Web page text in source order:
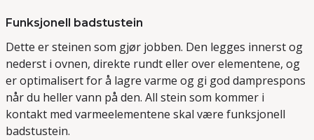
Funksjonell badstustein
Dette er steinen som gjør jobben. Den legges innerst og
nederst i ovnen, direkte rundt eller over elementene, og
er optimalisert for å lagre varme og gi god damprespons
når du heller vann på den. All stein som kommer i
kontakt med varmeelementene skal være funksjonell
badstustein.